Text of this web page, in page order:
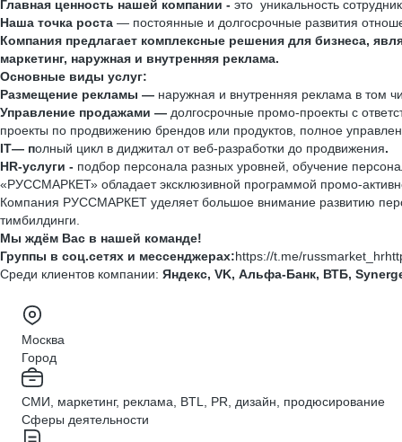
Главная ценность нашей компании - это уникальность
Наша точка роста — постоянные и долгосрочные развития
Компания предлагает комплексные решения для бизнеса,
маркетинг, наружная и внутренняя реклама.
Основные виды услуг:
Размещение рекламы — наружная и внутренняя реклама в том
Управление продажами — долгосрочные промо-проекты с
проекты по продвижению брендов или продуктов, полное
IT— полный цикл в диджитал от веб-разработки до продвижения.
HR-услуги - подбор персонала разных уровней, обучение
«РУССМАРКЕТ» обладает эксклюзивной программой промо-
Компания РУССМАРКЕТ уделяет большое внимание развитию
тимбилдинги.
Мы ждём Вас в нашей команде!
Группы в соц.сетях и мессенджерах:https://t.me/
Среди клиентов компании: Яндекс, VK, Альфа-Банк, ВТБ,
Москва
Город
СМИ, маркетинг, реклама, BTL, PR, дизайн, продюсирование
Сферы деятельности